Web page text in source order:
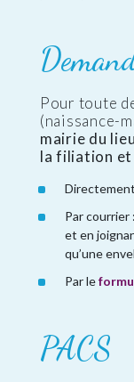
Pour toute
(naissance-
mairie du
la filiation et
Par
et en
qu’une
Par le
PACS